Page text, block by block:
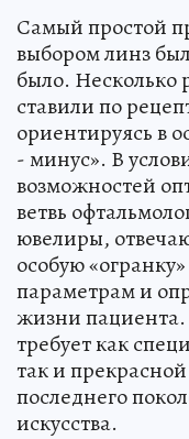
Самый простой
выбором линз
было. Несколько
ставили по
ориентируясь в
- минус». В
возможностей
ветвь
ювелиры,
особую
параметрам и
жизни
требует как
так и
последнего
искусства.